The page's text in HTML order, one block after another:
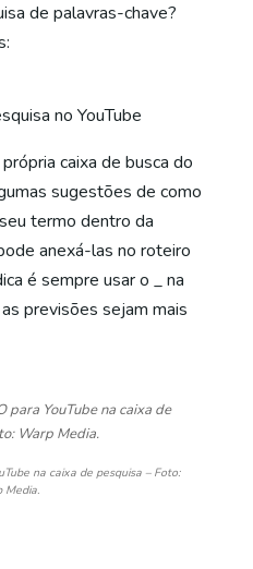
de palavras-chave?
no YouTube
caixa de busca do
sugestões de como
termo dentro da
anexá-las no roteiro
é sempre usar o _ na
previsões sejam mais
na caixa de pesquisa – Foto:
Media.